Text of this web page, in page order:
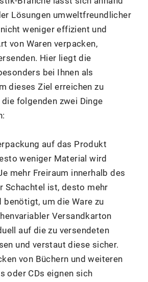
Lösungen umweltfreundlicher
weniger effizient und
von Waren verpacken,
Hier liegt die
bei Ihnen als
dieses Ziel erreichen zu
die folgenden zwei Dinge
auf das Produkt
weniger Material wird
mehr Freiraum innerhalb des
Schachtel ist, desto mehr
benötigt, um die Ware zu
Versandkarton
auf die zu versendeten
und verstaut diese sicher.
von Büchern und weiteren
oder CDs eignen sich